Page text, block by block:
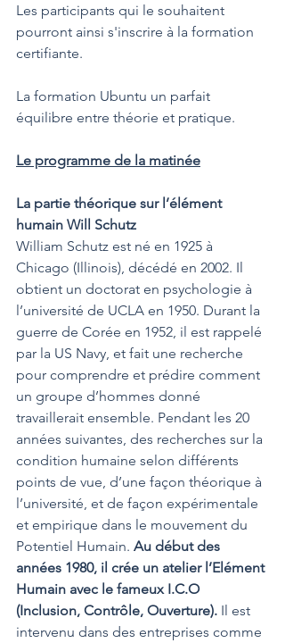
Les participants qui le souhaitent
pourront ainsi s'inscrire à la formation
certifiante.
La formation Ubuntu un parfait
équilibre entre théorie et pratique.
Le programme de la matinée
La partie théorique sur l’élément
humain Will Schutz
William Schutz est né en 1925 à
Chicago (Illinois), décédé en 2002. Il
obtient un doctorat en psychologie à
l’université de UCLA en 1950. Durant la
guerre de Corée en 1952, il est rappelé
par la US Navy, et fait une recherche
pour comprendre et prédire comment
un groupe d’hommes donné
travaillerait ensemble. Pendant les 20
années suivantes, des recherches sur la
condition humaine selon différents
points de vue, d’une façon théorique à
l’université, et de façon expérimentale
et empirique dans le mouvement du
Potentiel Humain. Au début des
années 1980, il crée un atelier l’Elément
Humain avec le fameux I.C.O
(Inclusion, Contrôle, Ouverture). Il est
intervenu dans des entreprises comme